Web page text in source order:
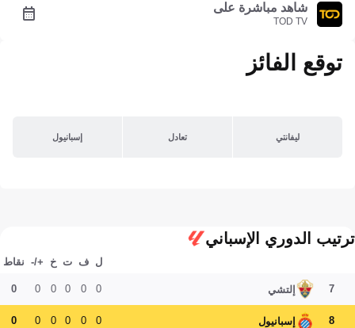
شاهد مباشرة على
TOD TV
توقع الفائز
ليفانتي تعادل إسبانيول
ترتيب الدوري الإسباني
ل ف ت خ +/- نقاط
7 إلتشي 0
0
0
0
0
0
8 إسبانيول 0
0
0
0
0
0